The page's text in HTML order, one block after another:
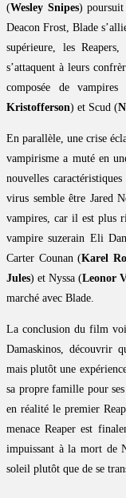
(Wesley Snipes)
Deacon Frost, Blade
supérieure, les
s’attaquent à leurs
composée de
Kristofferson) et Scud (
En parallèle, une crise
vampirisme a muté en
nouvelles
virus semble être Jared
vampires, car il est plus
vampire suzerain Eli
Carter Counan (Karel
Jules) et Nyssa (Leonor
marché avec Blade.
La conclusion du film
Damaskinos, découvrir
mais plutôt une
sa propre famille pour
en réalité le premier
menace Reaper est
impuissant à la mort de
soleil plutôt que de se